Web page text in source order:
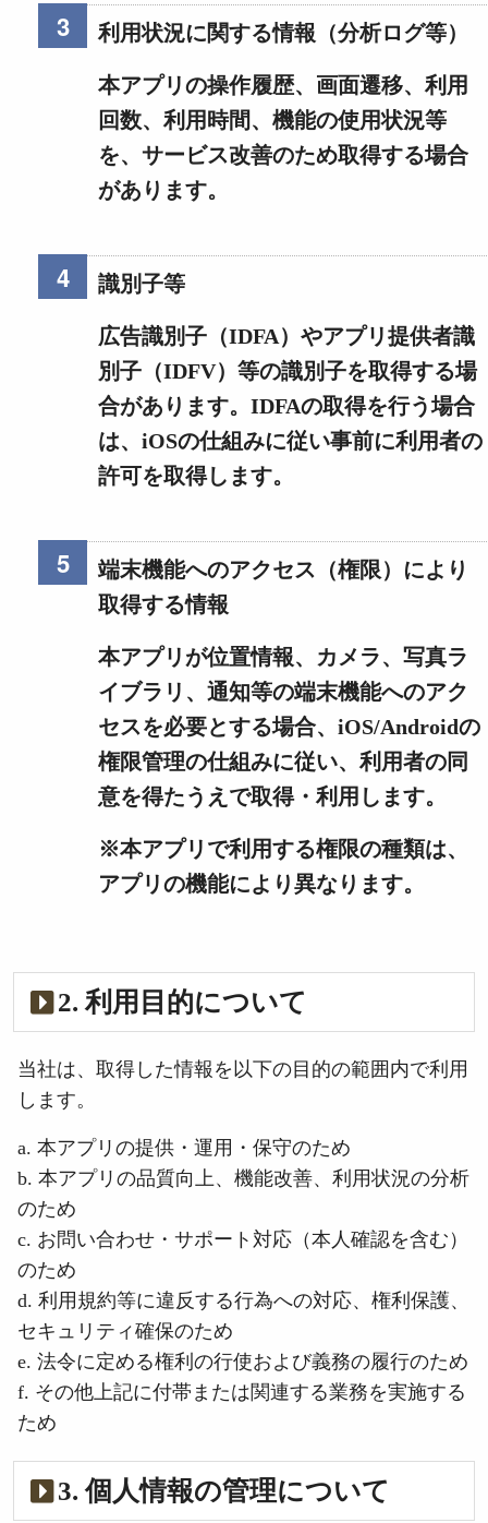
利用状況に関する情報（分析ログ等）
本アプリの操作履歴、画面遷移、利用
回数、利用時間、機能の使用状況等
を、サービス改善のため取得する場合
があります。
識別子等
広告識別子（IDFA）やアプリ提供者識
別子（IDFV）等の識別子を取得する場
合があります。IDFAの取得を行う場合
は、iOSの仕組みに従い事前に利用者の
許可を取得します。
端末機能へのアクセス（権限）により
取得する情報
本アプリが位置情報、カメラ、写真ラ
イブラリ、通知等の端末機能へのアク
セスを必要とする場合、iOS/Androidの
権限管理の仕組みに従い、利用者の同
意を得たうえで取得・利用します。
※本アプリで利用する権限の種類は、
アプリの機能により異なります。
2. 利用目的について
当社は、取得した情報を以下の目的の範囲内で利用
します。
a. 本アプリの提供・運用・保守のため
b. 本アプリの品質向上、機能改善、利用状況の分析
のため
c. お問い合わせ・サポート対応（本人確認を含む）
のため
d. 利用規約等に違反する行為への対応、権利保護、
セキュリティ確保のため
e. 法令に定める権利の行使および義務の履行のため
f. その他上記に付帯または関連する業務を実施する
ため
3. 個人情報の管理について